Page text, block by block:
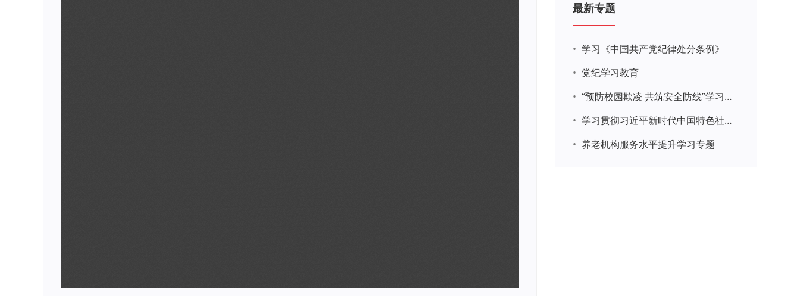
最新专题
• 学习《中国共产党纪律处分条例》
• 党纪学习教育
•
“预防校园欺凌 共筑安全防线”学习专题
•
学习贯彻习近平新时代中国特色社会主义思想主题教育
• 养老机构服务水平提升学习专题